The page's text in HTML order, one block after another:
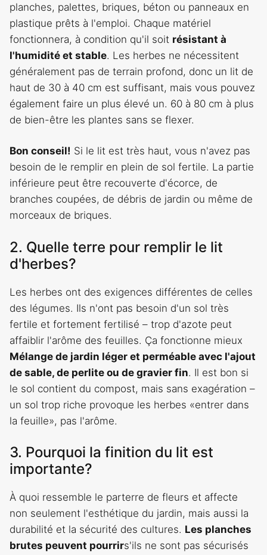
planches, palettes, briques, béton ou panneaux en
plastique prêts à l'emploi. Chaque matériel
fonctionnera, à condition qu'il soit résistant à
l'humidité et stable. Les herbes ne nécessitent
généralement pas de terrain profond, donc un lit de
haut de 30 à 40 cm est suffisant, mais vous pouvez
également faire un plus élevé un. 60 à 80 cm à plus
de bien-être les plantes sans se flexer.
Bon conseil! Si le lit est très haut, vous n'avez pas
besoin de le remplir en plein de sol fertile. La partie
inférieure peut être recouverte d'écorce, de
branches coupées, de débris de jardin ou même de
morceaux de briques.
2. Quelle terre pour remplir le lit
d'herbes?
Les herbes ont des exigences différentes de celles
des légumes. Ils n'ont pas besoin d'un sol très
fertile et fortement fertilisé – trop d'azote peut
affaiblir l'arôme des feuilles. Ça fonctionne mieux
Mélange de jardin léger et perméable avec l'ajout
de sable, de perlite ou de gravier fin. Il est bon si
le sol contient du compost, mais sans exagération –
un sol trop riche provoque les herbes «entrer dans
la feuille», pas l'arôme.
3. Pourquoi la finition du lit est
importante?
À quoi ressemble le parterre de fleurs et affecte
non seulement l'esthétique du jardin, mais aussi la
durabilité et la sécurité des cultures. Les planches
brutes peuvent pourrirs'ils ne sont pas sécurisés